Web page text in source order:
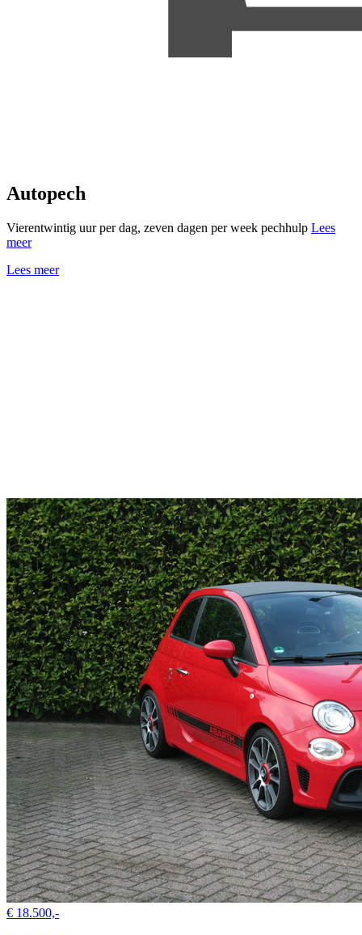
Autopech
Vierentwintig uur per dag, zeven dagen per week pechhulp Lees
meer
Lees meer
€ 18.500,-